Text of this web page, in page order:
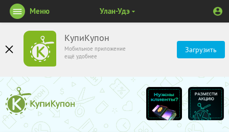
КупиКупон
Мобильное приложение
ещё удобнее
Загрузить
Меню Улан-Удэ